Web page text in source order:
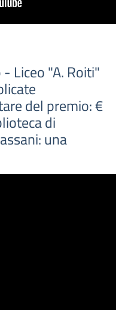
Liceo "A. Roiti"
del premio: €
di
una